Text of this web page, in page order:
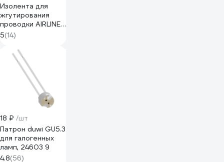
Изолента для
жгутирования
проводки AIRLINE
19 мм, 20 м,
термостойкая, на
основе
полиэстера
ADPT003
5(14)
18 ₽ /шт
Патрон duwi GU5.3
для галогенных
ламп, 24603 9
4.8(56)